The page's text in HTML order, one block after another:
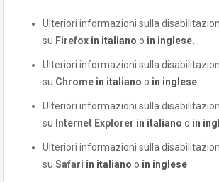
Ulteriori informazioni sulla
su Firefox in italiano o in inglese.
Ulteriori informazioni sulla
su Chrome in italiano o in inglese
Ulteriori informazioni sulla
su Internet Explorer in italiano o in
Ulteriori informazioni sulla
su Safari in italiano o in inglese